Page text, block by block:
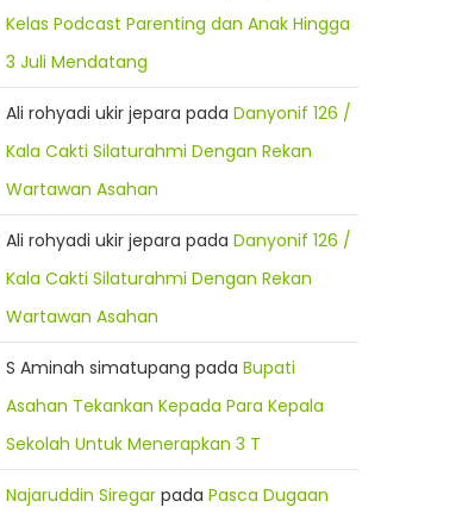
Kelas Podcast Parenting dan Anak Hingga
3 Juli Mendatang
Ali rohyadi ukir jepara padaDanyonif 126 /
Kala Cakti Silaturahmi Dengan Rekan
Wartawan Asahan
Ali rohyadi ukir jepara padaDanyonif 126 /
Kala Cakti Silaturahmi Dengan Rekan
Wartawan Asahan
S Aminah simatupang padaBupati
Asahan Tekankan Kepada Para Kepala
Sekolah Untuk Menerapkan 3 T
Najaruddin Siregar padaPasca Dugaan